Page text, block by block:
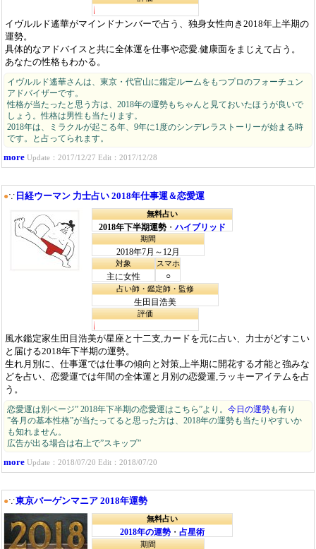
イヴルルド遙華がマインドナンバーで占う、独身女性向き2018年上半期の
運勢。
具体的なアドバイスと共に全体運を仕事や恋愛.健康面をまじえて占う。
あなたの性格もわかる。
イヴルルド遙華さんは、東京・代官山に鑑定ルームをもつプロのフォーチュン
アドバイザーです。
性格が当たったと思う方は、2018年の運勢もちゃんと見ておいたほうが良いで
しょう。性格は男性も当たります。
2018年は、ミラクルが起こる年、9年に1度のシンデレラストーリーが始まる時
です。と占ってられます。
more Update：2017/12/27 Edit：2017/12/28
●∵ 日経ウーマン 力士占い 2018年仕事運＆恋愛運
無料占い
2018年下半期運勢 ・ ハイブリッド
期間
2018年7月～12月
対象
主に女性
スマホ
○
占い師・鑑定師・監修
生田目浩美
評価
風水鑑定家生田目浩美が星座と十二支,カードを元に占い、力士がどすこい
と届ける2018年下半期の運勢。
生れ月別に、仕事運では仕事の傾向と対策,上半期に開花する才能と強みな
どを占い、恋愛運では年間の全体運と月別の恋愛運,ラッキーアイテムを占
う。
恋愛運は別ページ” 2018年下半期の恋愛運はこちら”より。 今日の運勢も有り
”各月の基本性格”が当たってると思った方は、2018年の運勢も当たりやすいか
も知れません。
広告が出る場合は右上で”スキップ”
more Update：2018/07/20 Edit：2018/07/20
●∵東京バーゲンマニア 2018年運勢
無料占い
2018年の運勢 ・ 占星術
期間